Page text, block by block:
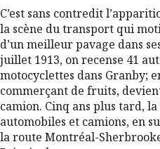
C’est sans contredit
la scène du transport qui
d’un meilleur pavage dans
juillet 1913, on recense 41
motocyclettes dans Granby;
commerçant de fruits,
camion. Cinq ans plus tard,
automobiles et camions, en
la route Montréal-